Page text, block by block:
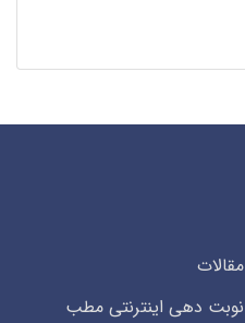
مقالات
نوبت دهی اینترنتی مطب